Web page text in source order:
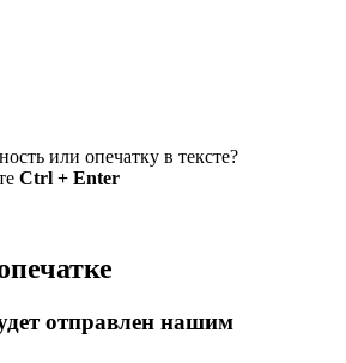
или опечатку в тексте?
Ctrl + Enter
отправлен нашим